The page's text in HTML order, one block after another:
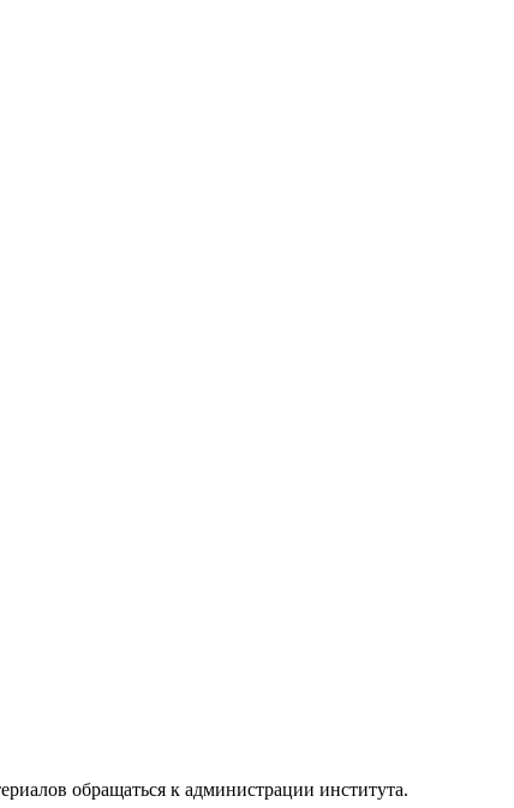
обращаться к администрации института.